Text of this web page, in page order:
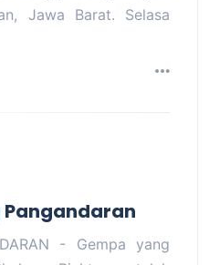
Jawa Barat. Selasa
Pangandaran
- Gempa yang